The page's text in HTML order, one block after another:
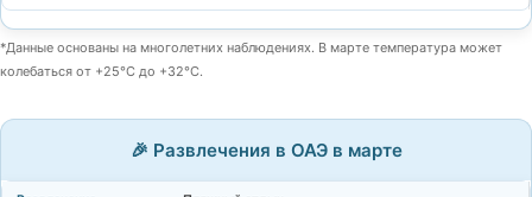
*Данные основаны на многолетних наблюдениях. В марте температура может
колебаться от +25°C до +32°C.
🎉 Развлечения в ОАЭ в марте